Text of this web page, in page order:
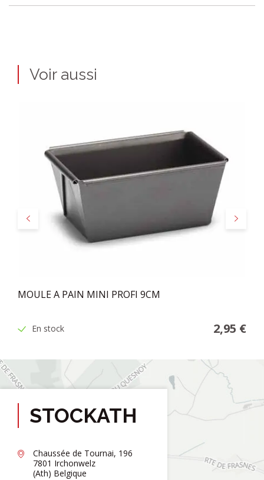
Voir aussi
Précédent Suivant
MOULE A PAIN MINI PROFI 9CM
En stock 2,95 €
STOCKATH
Chaussée de Tournai, 196
7801 Irchonwelz
(Ath) Belgique